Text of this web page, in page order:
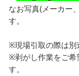
なお写真(メーカー
す。
※現場引取の際は別
※剥がし作業をご希
す。